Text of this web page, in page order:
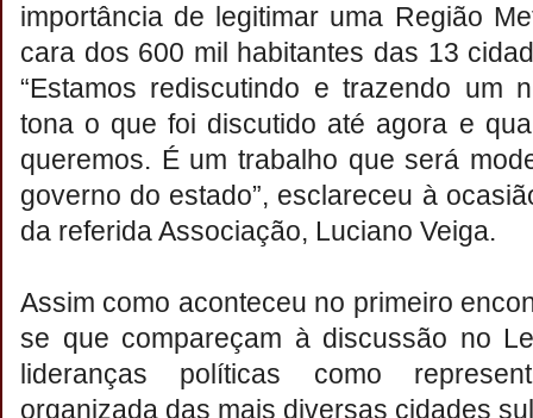
importância de legitimar uma Região
cara dos 600 mil habitantes das 13
“Estamos rediscutindo e trazendo um
tona o que foi discutido até agora e
queremos. É um trabalho que será
governo do estado”, esclareceu à
da referida Associação, Luciano Veiga.
Assim como aconteceu no primeiro
se que compareçam à discussão no
lideranças políticas como
organizada das mais diversas cidades